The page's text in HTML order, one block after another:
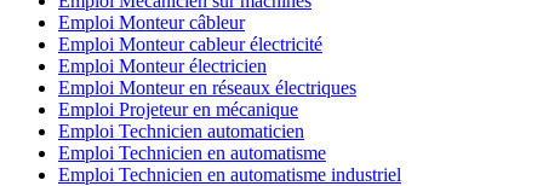
Emploi Monteur câbleur
Emploi Monteur cableur électricité
Emploi Monteur électricien
Emploi Monteur en réseaux électriques
Emploi Projeteur en mécanique
Emploi Technicien automaticien
Emploi Technicien en automatisme
Emploi Technicien en automatisme industriel